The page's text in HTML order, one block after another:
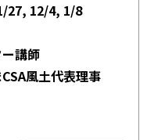
27, 12/4, 1/8
講師
風土代表理事